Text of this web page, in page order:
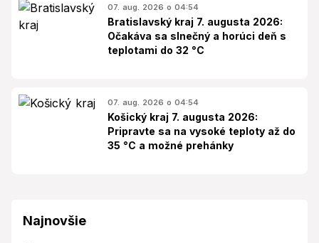
07. aug. 2026 o 04:54
Bratislavský kraj 7. augusta 2026:
Očakáva sa slnečný a horúci deň s
teplotami do 32 °C
07. aug. 2026 o 04:54
Košický kraj 7. augusta 2026:
Pripravte sa na vysoké teploty až do
35 °C a možné prehánky
Najnovšie